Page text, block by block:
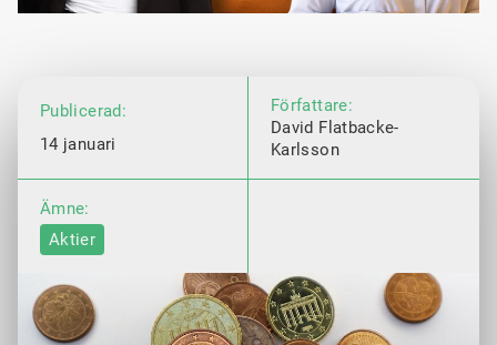
Publicerad:
14 januari
Författare:
David Flatbacke-
Karlsson
Ämne:
Aktier